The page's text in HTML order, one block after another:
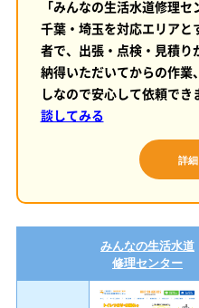
「みんなの生活水道修理
千葉・埼玉を対応エリアと
者で、出張・点検・見積り
納得いただいてからの作業
しなので安心して依頼でき
談してみる
詳
みんなの生活水道
修理センター